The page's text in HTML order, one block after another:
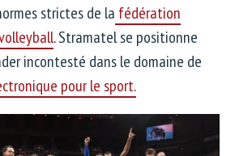
strictes de la fédération
. Stramatel se positionne
incontesté dans le domaine de
pour le sport.